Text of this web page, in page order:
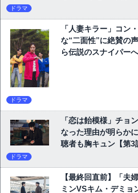
ドラマ
「人妻キラー」コン
な“二面性”に絶賛の
ら伝説のスナイパーへ
ドラマ
「恋は飴模様」チョ
なった理由が明らか
聴者も胸キュン【第3
ドラマ
【最終回直前】「夫
ミンVSキム・デミョ